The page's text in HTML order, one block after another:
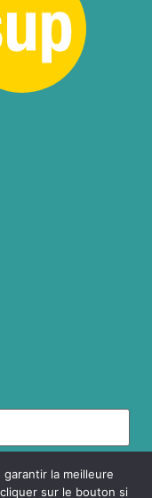
la meilleure
sur le bouton si